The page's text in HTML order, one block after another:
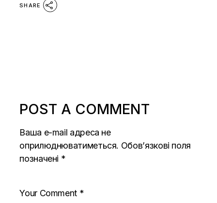
SHARE
POST A COMMENT
Ваша e-mail адреса не
оприлюднюватиметься. Обов’язкові поля
позначені *